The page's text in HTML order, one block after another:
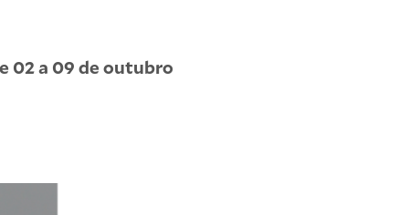
02 a 09 de outubro